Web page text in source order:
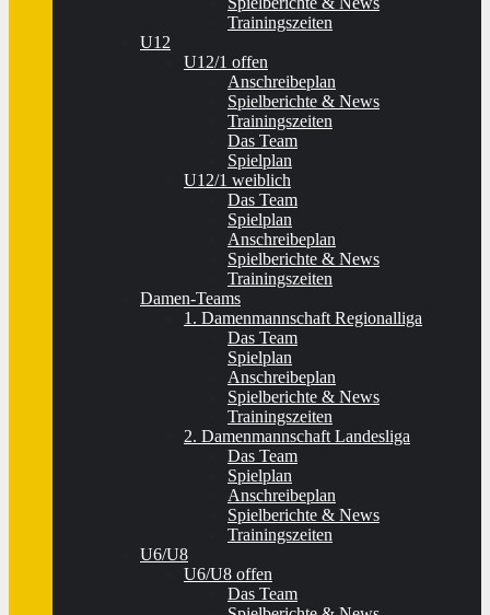
Trainingszeiten
U12
U12/1 offen
Anschreibeplan
Spielberichte & News
Trainingszeiten
Das Team
Spielplan
U12/1 weiblich
Das Team
Spielplan
Anschreibeplan
Spielberichte & News
Trainingszeiten
Damen-Teams
1. Damenmannschaft Regionalliga
Das Team
Spielplan
Anschreibeplan
Spielberichte & News
Trainingszeiten
2. Damenmannschaft Landesliga
Das Team
Spielplan
Anschreibeplan
Spielberichte & News
Trainingszeiten
U6/U8
U6/U8 offen
Das Team